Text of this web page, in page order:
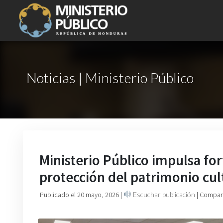
Noticias | Ministerio Público
Ministerio Público impulsa
protección del patrimonio
Publicado el 20 mayo, 2026 | Escuchar publicación |